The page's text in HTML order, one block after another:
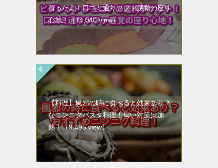
買ったよ！口コミ通りソファ感覚の座り
心地！（14,040 view）
【料理】風邪の時に食べると効果あり？
なニンニクパスタ料理！匂い対策は加
熱！（9,495 view）